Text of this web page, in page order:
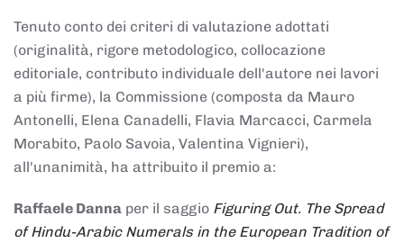
Tenuto conto dei criteri di valutazione adottati
(originalità, rigore metodologico, collocazione
editoriale, contributo individuale dell'autore nei lavori
a più firme), la Commissione (composta da Mauro
Antonelli, Elena Canadelli, Flavia Marcacci, Carmela
Morabito, Paolo Savoia, Valentina Vignieri),
all'unanimità, ha attribuito il premio a:
Raffaele Danna per il saggio Figuring Out. The Spread
of Hindu-Arabic Numerals in the European Tradition of